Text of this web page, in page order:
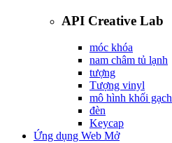
API Creative Lab
móc khóa
nam châm tủ lạnh
tượng
Tượng vinyl
mô hình khối gạch
đèn
Keycap
Ứng dụng Web Mở